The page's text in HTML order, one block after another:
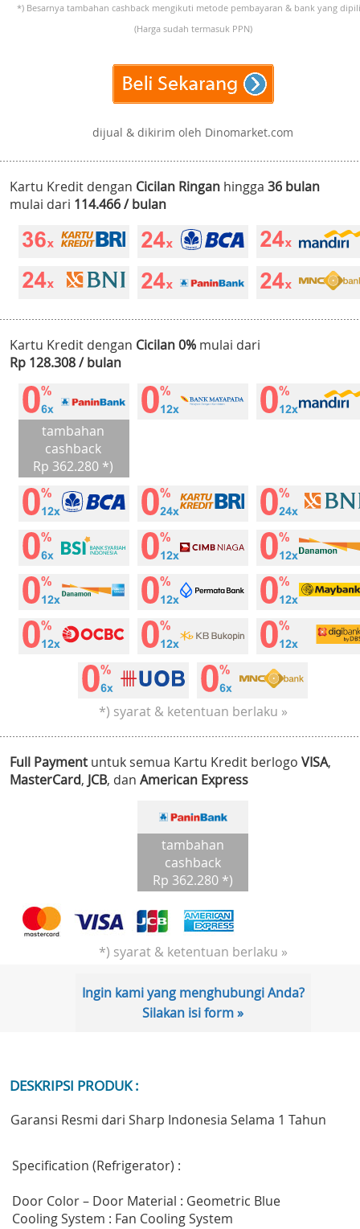
*) Besarnya tambahan cashback mengikuti metode pembayaran & bank yang
(Harga sudah termasuk PPN)
dijual & dikirim oleh Dinomarket.com
Kartu Kredit dengan Cicilan Ringan hingga 36 bulan
mulai dari 114.466 / bulan
Kartu Kredit dengan Cicilan 0% mulai dari
Rp 128.308 / bulan
tambahan
cashback
Rp 362.280 *)
*) syarat & ketentuan berlaku »
Full Payment untuk semua Kartu Kredit berlogo VISA,
MasterCard, JCB, dan American Express
tambahan
cashback
Rp 362.280 *)
*) syarat & ketentuan berlaku »
Ingin kami yang menghubungi Anda?
Silakan isi form »
DESKRIPSI PRODUK :
Garansi Resmi dari Sharp Indonesia Selama 1 Tahun
Specification (Refrigerator) :
Door Color – Door Material : Geometric Blue
Cooling System : Fan Cooling System